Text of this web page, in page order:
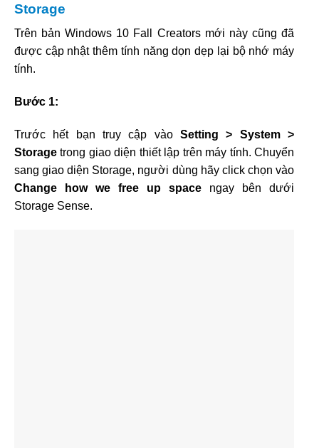
Storage
Trên bản Windows 10 Fall Creators mới này cũng đã
được cập nhật thêm tính năng dọn dẹp lại bộ nhớ máy
tính.
Bước 1:
Trước hết bạn truy cập vào Setting > System >
Storagetrong giao diện thiết lập trên máy tính. Chuyển
sang giao diện Storage, người dùng hãy click chọn vào
Change how we free up space ngay bên dưới
Storage Sense.